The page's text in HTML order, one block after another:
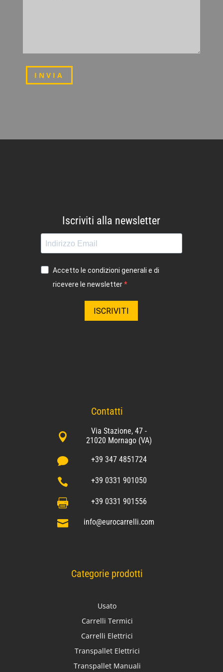
INVIA
Iscriviti alla newsletter
Accetto le condizioni generali e di
ricevere le newsletter
ISCRIVITI
Contatti

Via Stazione, 47 -
21020 Mornago (VA)
 +39 347 4851724
 +39 0331 901050
 +39 0331 901556
 info@eurocarrelli.com
Categorie prodotti
Usato
Carrelli Termici
Carrelli Elettrici
Transpallet Elettrici
Transpallet Manuali